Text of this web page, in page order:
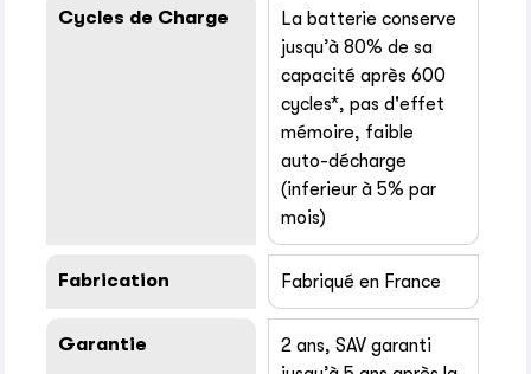
Cycles de Charge
La batterie conserve
jusqu’à 80% de sa
capacité après 600
cycles*, pas d'effet
mémoire, faible
auto-décharge
(inferieur à 5% par
mois)
Fabrication Fabriqué en France
Garantie
2 ans, SAV garanti